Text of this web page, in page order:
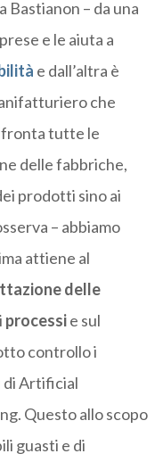
Bastianon – da una
e le aiuta a
e dall’altra è
che
tutte le
delle fabbriche,
prodotti sino ai
– abbiamo
attiene al
delle
processie sul
controllo i
di Artificial
Questo allo scopo
guasti e di